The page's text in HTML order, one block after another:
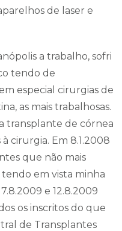
de laser e
a trabalho, sofri
tendo de
especial cirurgias de
as mais trabalhosas.
transplante de córnea
cirurgia. Em 8.1.2008
que não mais
em vista minha
e 12.8.2009
os inscritos do que
de Transplantes